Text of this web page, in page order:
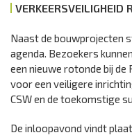
VERKEERSVEILIGHEID
Naast de bouwprojecten
agenda. Bezoekers
een nieuwe rotonde bij
voor een veiligere
CSW en de toekomstige
De inloopavond vindt